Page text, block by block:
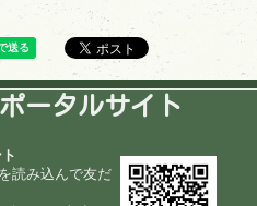
ータルサイト
読み込んで友だ